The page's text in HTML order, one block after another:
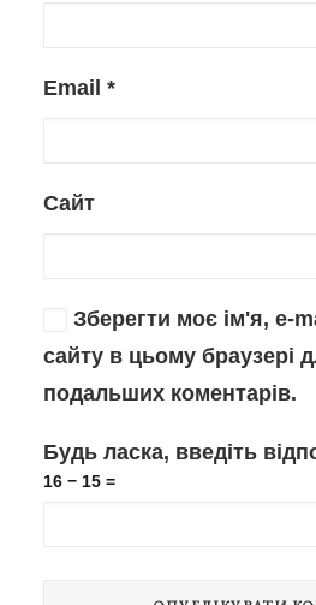
Email *
Сайт
Зберегти моє ім'я, e-
сайту в цьому браузері
подальших коментарів.
Будь ласка, введіть
16 − 15 =